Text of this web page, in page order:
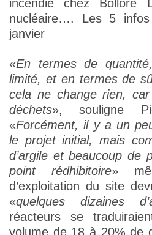
incendie chez Bolloré
nucléaire…. Les 5
janvier
«En termes de
limité, et en termes de
cela ne change rien,
déchets», souligne
«Forcément, il y a un
le projet initial, mais
d’argile et beaucoup de
point rédhibitoire»
d’exploitation du site
«quelques dizaines
réacteurs se
volume de 18 à 20% de